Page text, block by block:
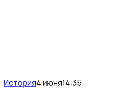
История4 июня14:35